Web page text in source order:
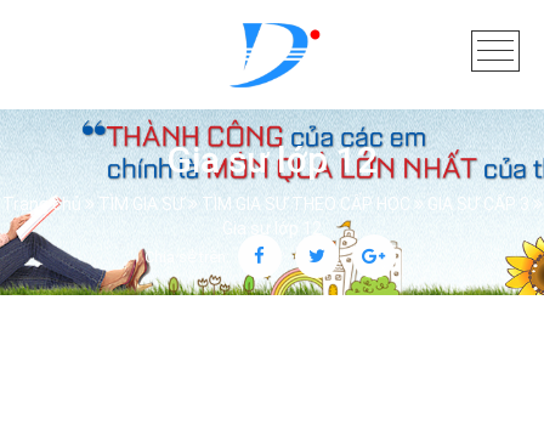
Gia sư lớp 12
Trang chủ TÌM GIA SƯ TÌM GIA SƯ THEO CẤP HỌC
GIA SƯ CẤP 3
Gia sư lớp 12
Chia sẻ trên: